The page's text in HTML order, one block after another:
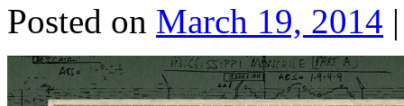
Posted on March 19, 2014 |